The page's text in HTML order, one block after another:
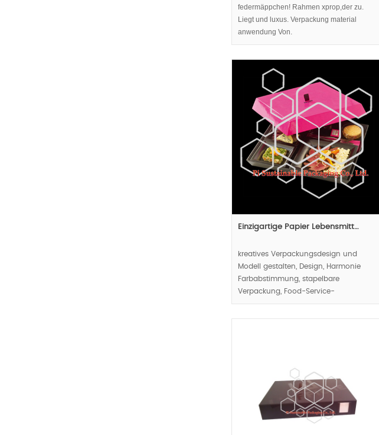
federmäppchen! Rahmen xprop,der zu.
Liegt und luxus. Verpackung material
anwendung Von.
Einzigartige Papier Lebensmitt…
kreatives Verpackungsdesign und
Modell gestalten, Design, Harmonie
Farbabstimmung, stapelbare
Verpackung, Food-Service-
Verpackungslösungen aus einer Hand